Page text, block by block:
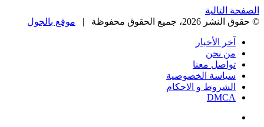
الصفحة التالية
© حقوق النشر 2026، جميع الحقوق محفوظة |
موقع بالجول
آخر الأخبار
من نحن
تواصل معنا
سياسة الخصوصية
الشروط و الاحكام
DMCA